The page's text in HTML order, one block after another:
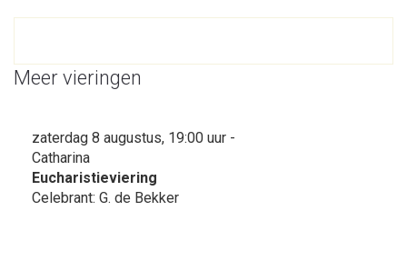
Meer vieringen
zaterdag 8 augustus, 19:00 uur -
Catharina
Eucharistieviering
Celebrant: G. de Bekker